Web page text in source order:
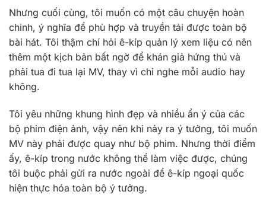
Nhưng cuối cùng, tôi muốn có một câu chuyện hoàn
chỉnh, ý nghĩa để phù hợp và truyền tải được toàn bộ
bài hát. Tôi thậm chí hỏi ê-kíp quản lý xem liệu có nên
thêm một kịch bản bất ngờ để khán giả hứng thú và
phải tua đi tua lại MV, thay vì chỉ nghe mỗi audio hay
không.
Tôi yêu những khung hình đẹp và nhiều ẩn ý của các
bộ phim điện ảnh, vậy nên khi nảy ra ý tưởng, tôi muốn
MV này phải được quay như bộ phim. Nhưng thời điểm
ấy, ê-kíp trong nước không thể làm việc được, chúng
tôi buộc phải gửi ra nước ngoài để ê-kíp ngoại quốc
hiện thực hóa toàn bộ ý tưởng.